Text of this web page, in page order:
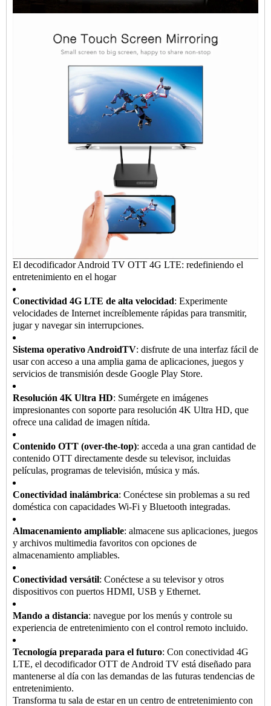
El decodificador Android TV OTT 4G LTE: redefiniendo el
entretenimiento en el hogar
Conectividad 4G LTE de alta velocidad: Experimente
velocidades de Internet increíblemente rápidas para transmitir,
jugar y navegar sin interrupciones.
Sistema operativo AndroidTV: disfrute de una interfaz fácil de
usar con acceso a una amplia gama de aplicaciones, juegos y
servicios de transmisión desde Google Play Store.
Resolución 4K Ultra HD: Sumérgete en imágenes
impresionantes con soporte para resolución 4K Ultra HD, que
ofrece una calidad de imagen nítida.
Contenido OTT (over-the-top): acceda a una gran cantidad de
contenido OTT directamente desde su televisor, incluidas
películas, programas de televisión, música y más.
Conectividad inalámbrica: Conéctese sin problemas a su red
doméstica con capacidades Wi-Fi y Bluetooth integradas.
Almacenamiento ampliable: almacene sus aplicaciones, juegos
y archivos multimedia favoritos con opciones de
almacenamiento ampliables.
Conectividad versátil: Conéctese a su televisor y otros
dispositivos con puertos HDMI, USB y Ethernet.
Mando a distancia: navegue por los menús y controle su
experiencia de entretenimiento con el control remoto incluido.
Tecnología preparada para el futuro: Con conectividad 4G
LTE, el decodificador OTT de Android TV está diseñado para
mantenerse al día con las demandas de las futuras tendencias de
entretenimiento.
Transforma tu sala de estar en un centro de entretenimiento con